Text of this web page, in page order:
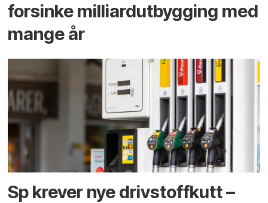
forsinke milliard­utbygging med
mange år
Sp krever nye drivstoffkutt –